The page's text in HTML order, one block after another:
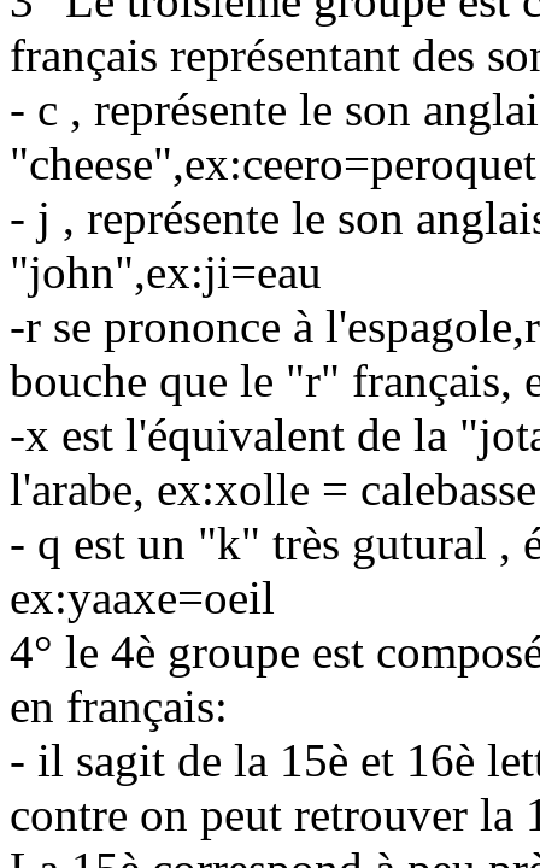
français représentant des
- c , représente le son
"cheese",ex:ceero=peroquet
- j , représente le son
"john",ex:ji=eau
-r se prononce à
bouche que le "r" français,
-x est l'équivalent de la
l'arabe, ex:xolle = calebasse
- q est un "k" très gutural ,
ex:yaaxe=oeil
4° le 4è groupe est
en français:
- il sagit de la 15è et 16è
contre on peut retrouver la